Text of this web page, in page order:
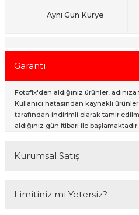
Aynı Gün Kurye
Garanti
Fotofix'den aldığınız ürünler,
Kullanıcı hatasından kaynaklı
tarafından indirimli olarak tamir
aldığınız gün itibari ile başlamaktadır.
Kurumsal Satış
online web sitesi olan
Limitiniz mi Yetersiz?